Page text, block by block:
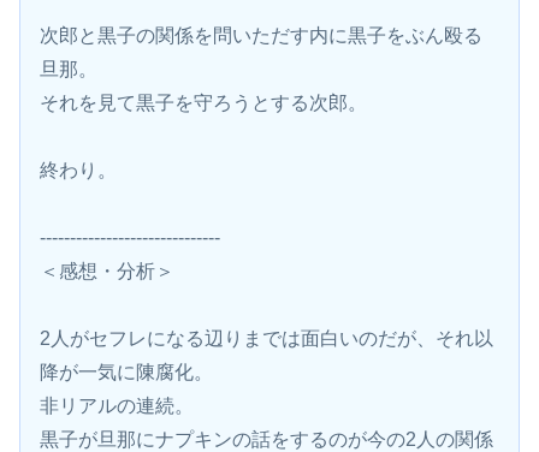
次郎と黒子の関係を問いただす内に黒子をぶん殴る
旦那。
それを見て黒子を守ろうとする次郎。
終わり。
------------------------------
＜感想・分析＞
2人がセフレになる辺りまでは面白いのだが、それ以
降が一気に陳腐化。
非リアルの連続。
黒子が旦那にナプキンの話をするのが今の2人の関係